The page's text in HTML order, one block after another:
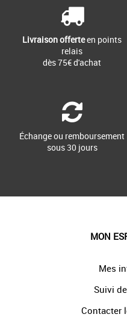
Livraison offerteen points
relais
dès 75€ d'achat
Échange ou remboursement
sous 30 jours
MON
Mes
Suivi
Contacter